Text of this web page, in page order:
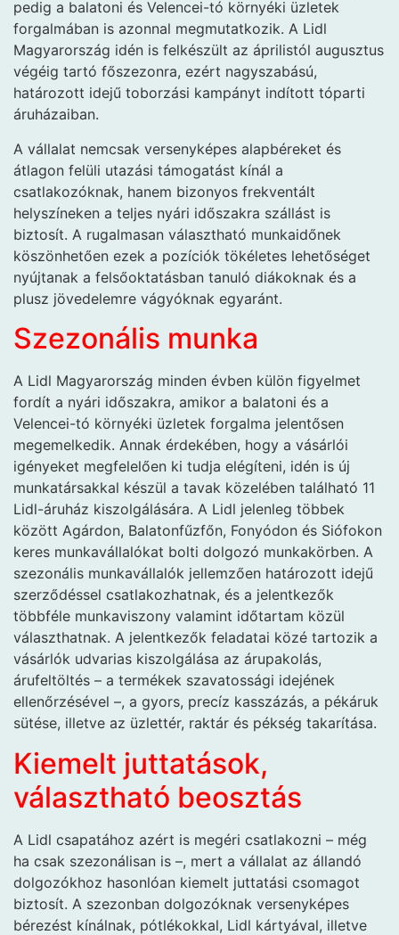
pedig a balatoni és Velencei-tó környéki üzletek
forgalmában is azonnal megmutatkozik. A Lidl
Magyarország idén is felkészült az áprilistól augusztus
végéig tartó főszezonra, ezért nagyszabású,
határozott idejű toborzási kampányt indított tóparti
áruházaiban.
A vállalat nemcsak versenyképes alapbéreket és
átlagon felüli utazási támogatást kínál a
csatlakozóknak, hanem bizonyos frekventált
helyszíneken a teljes nyári időszakra szállást is
biztosít. A rugalmasan választható munkaidőnek
köszönhetően ezek a pozíciók tökéletes lehetőséget
nyújtanak a felsőoktatásban tanuló diákoknak és a
plusz jövedelemre vágyóknak egyaránt.
Szezonális munka
A Lidl Magyarország minden évben külön figyelmet
fordít a nyári időszakra, amikor a balatoni és a
Velencei-tó környéki üzletek forgalma jelentősen
megemelkedik. Annak érdekében, hogy a vásárlói
igényeket megfelelően ki tudja elégíteni, idén is új
munkatársakkal készül a tavak közelében található 11
Lidl-áruház kiszolgálására. A Lidl jelenleg többek
között Agárdon, Balatonfűzfőn, Fonyódon és Siófokon
keres munkavállalókat bolti dolgozó munkakörben. A
szezonális munkavállalók jellemzően határozott idejű
szerződéssel csatlakozhatnak, és a jelentkezők
többféle munkaviszony valamint időtartam közül
választhatnak. A jelentkezők feladatai közé tartozik a
vásárlók udvarias kiszolgálása az árupakolás,
árufeltöltés – a termékek szavatossági idejének
ellenőrzésével –, a gyors, precíz kasszázás, a pékáruk
sütése, illetve az üzlettér, raktár és pékség takarítása.
Kiemelt juttatások,
választható beosztás
A Lidl csapatához azért is megéri csatlakozni – még
ha csak szezonálisan is –, mert a vállalat az állandó
dolgozókhoz hasonlóan kiemelt juttatási csomagot
biztosít. A szezonban dolgozóknak versenyképes
bérezést kínálnak, pótlékokkal, Lidl kártyával, illetve